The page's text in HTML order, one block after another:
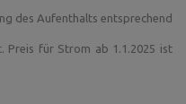
des Aufenthalts entsprechend
Preis für Strom ab 1.1.2025 ist